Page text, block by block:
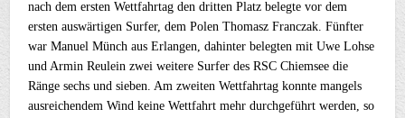
nach dem ersten Wettfahrtag den dritten Platz belegte vor dem
ersten auswärtigen Surfer, dem Polen Thomasz Franczak. Fünfter
war Manuel Münch aus Erlangen, dahinter belegten mit Uwe Lohse
und Armin Reulein zwei weitere Surfer des RSC Chiemsee die
Ränge sechs und sieben. Am zweiten Wettfahrtag konnte mangels
ausreichendem Wind keine Wettfahrt mehr durchgeführt werden, so